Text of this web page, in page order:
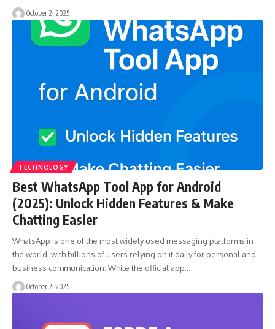
October 2, 2025
TECHNOLOGY
Best WhatsApp Tool App for Android
(2025): Unlock Hidden Features & Make
Chatting Easier
WhatsApp is one of the most widely used messaging platforms in
the world, with billions of users relying on it daily for personal and
business communication. While the official app…
October 2, 2025